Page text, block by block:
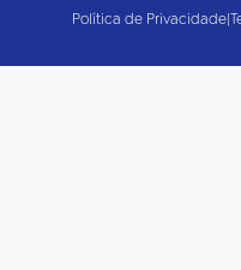
Política de Privacidade|